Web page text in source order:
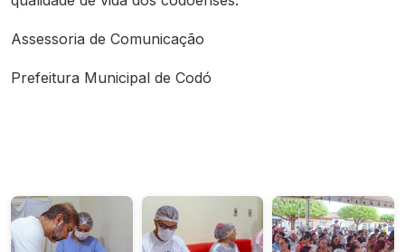
Assessoria de Comunicação
Prefeitura Municipal de Codó